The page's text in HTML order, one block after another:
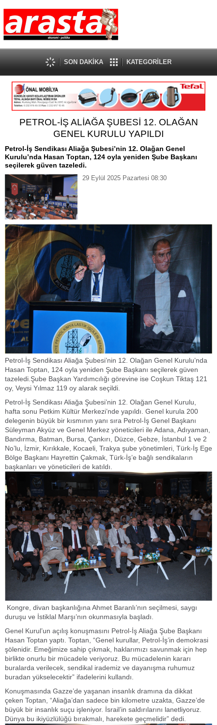
SON DAKİKA KATEGORİLER
PETROL-İŞ ALİAĞA ŞUBESİ 12. OLAĞAN
GENEL KURULU YAPILDI
Petrol-İş Sendikası Aliağa Şubesi’nin 12. Olağan Genel
Kurulu’nda Hasan Toptan, 124 oyla yeniden Şube Başkanı
seçilerek güven tazeledi.
29 Eylül 2025 Pazartesi 08:30
Petrol-İş Sendikası Aliağa Şubesi’nin 12. Olağan Genel Kurulu’nda
Hasan Toptan, 124 oyla yeniden Şube Başkanı seçilerek güven
tazeledi.Şube Başkan Yardımcılığı görevine ise Coşkun Tiktaş 121
oy, Veysi Yılmaz 119 oy alarak seçildi.
Petrol-İş Sendikası Aliağa Şubesi’nin 12. Olağan Genel Kurulu,
hafta sonu Petkim Kültür Merkezi’nde yapıldı. Genel kurula 200
delegenin büyük bir kısmının yanı sıra Petrol-İş Genel Başkanı
Süleyman Akyüz ve Genel Merkez yöneticileri ile Adana, Adıyaman,
Bandırma, Batman, Bursa, Çankırı, Düzce, Gebze, İstanbul 1 ve 2
No’lu, İzmir, Kırıkkale, Kocaeli, Trakya şube yönetimleri, Türk-İş Ege
Bölge Başkanı Hayrettin Çakmak, Türk-İş’e bağlı sendikaların
başkanları ve yöneticileri de katıldı.
Kongre, divan başkanlığına Ahmet Baranlı’nın seçilmesi, saygı
duruşu ve İstiklal Marşı’nın okunmasıyla başladı.
Genel Kurul’un açılış konuşmasını Petrol-İş Aliağa Şube Başkanı
Hasan Toptan yaptı. Toptan, “Genel kurullar, Petrol-İş’in demokrasi
şölenidir. Emeğimize sahip çıkmak, haklarımızı savunmak için hep
birlikte onurlu bir mücadele veriyoruz. Bu mücadelenin kararı
buralarda verilecek, sendikal irademiz ve dayanışma ruhumuz
buradan yükselecektir” ifadelerini kullandı.
Konuşmasında Gazze’de yaşanan insanlık dramına da dikkat
çeken Toptan, “Aliağa’dan sadece bin kilometre uzakta, Gazze’de
büyük bir insanlık suçu işleniyor. İsrail’in saldırılarını lanetliyoruz.
Dünya bu ikiyüzlülüğü bırakmalı, harekete geçmelidir” dedi.